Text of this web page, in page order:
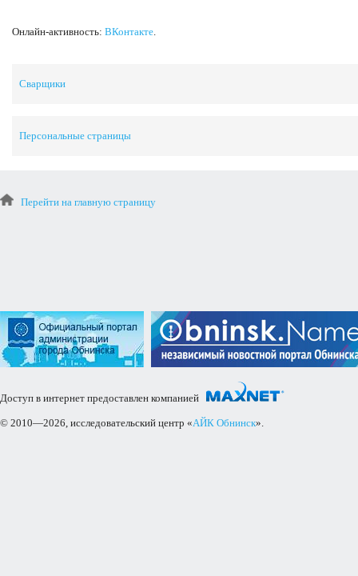
Онлайн-активность: ВКонтакте.
Сварщики
Персональные страницы
Перейти на главную страницу
Доступ в интернет предоставлен компанией
© 2010—2026, исследовательский центр «АЙК Обнинск».